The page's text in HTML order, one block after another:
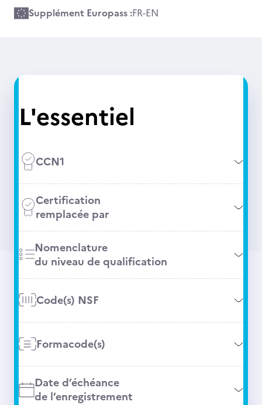
Supplément Europass :FR-EN
L'essentiel
CCN1
Certification
remplacée par
Nomenclature
du niveau de qualification
Code(s) NSF
Formacode(s)
Date d’échéance
de l’enregistrement